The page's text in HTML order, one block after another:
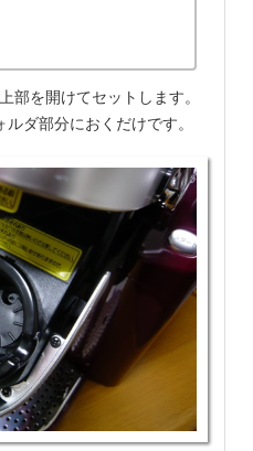
部を開けてセットします。
ダ部分におくだけです。